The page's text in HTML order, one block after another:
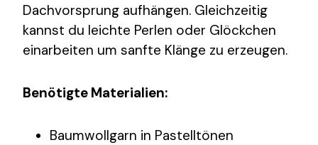
Dachvorsprung aufhängen. Gleichzeitig
kannst du leichte Perlen oder Glöckchen
einarbeiten um sanfte Klänge zu erzeugen.
Benötigte Materialien:
Baumwollgarn in Pastelltönen